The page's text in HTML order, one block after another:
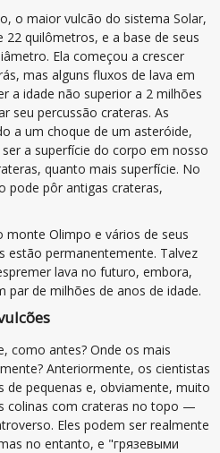
o maior vulcão do sistema Solar,
quilômetros, e a base de seus
Ela começou a crescer
mas alguns fluxos de lava em
a idade não superior a 2 milhões
seu percussão crateras. As
a um choque de um asteróide,
a superfície do corpo em nosso
quanto mais superfície. No
pode pôr antigas crateras,
monte Olimpo e vários de seus
estão permanentemente. Talvez
lava no futuro, embora,
par de milhões de anos de idade.
como antes? Onde os mais
Anteriormente, os cientistas
de pequenas e, obviamente, muito
colinas com crateras no topo —
Eles podem ser realmente
no entanto, e "грязевыми